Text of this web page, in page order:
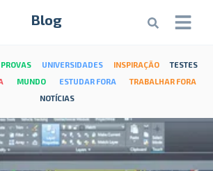
Blog
PROVAS UNIVERSIDADES INSPIRAÇÃO
TESTES
MUNDO ESTUDAR FORA
TRABALHAR FORA
NOTÍCIAS